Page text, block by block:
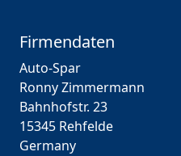
Firmendaten
Auto-Spar
Ronny Zimmermann
Bahnhofstr. 23
15345 Rehfelde
Germany